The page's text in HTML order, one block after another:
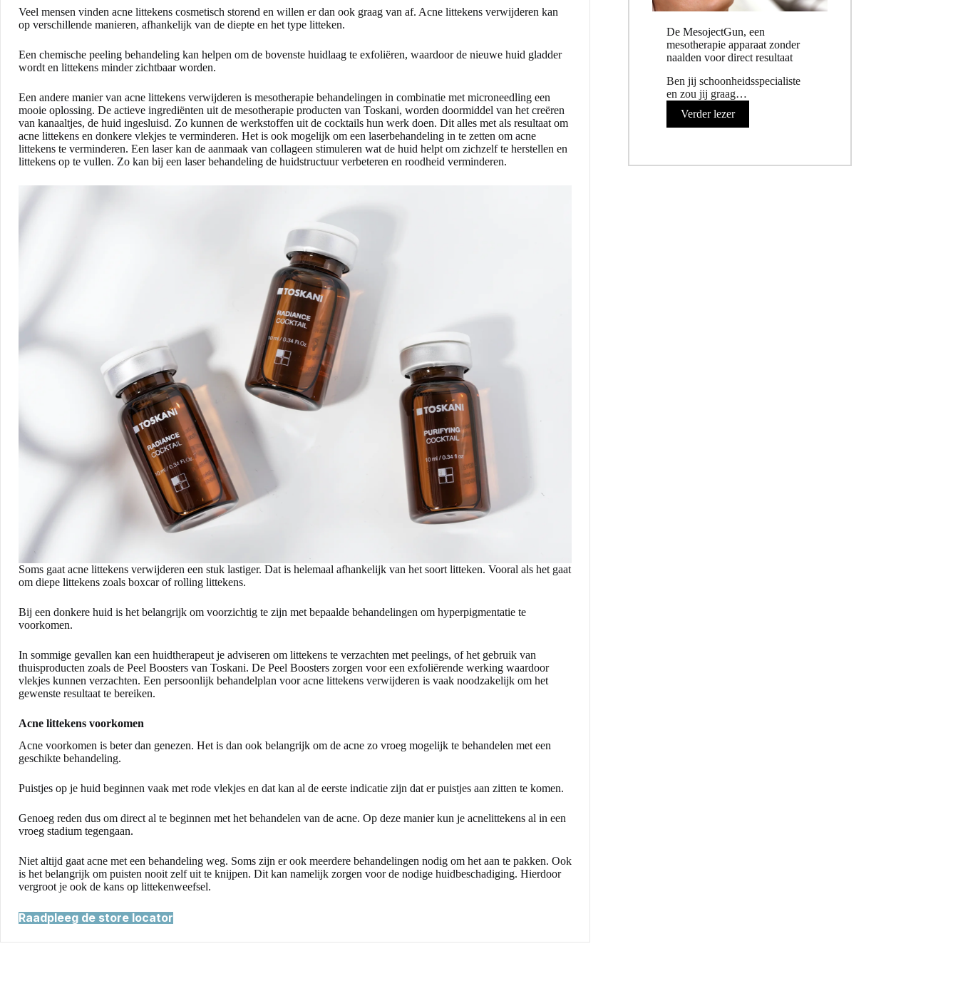
Veel mensen vinden acne littekens cosmetisch storend en willen er dan ook graag van af. Acne littekens verwijderen kan
op verschillende manieren, afhankelijk van de diepte en het type litteken.
Een chemische peeling behandeling kan helpen om de bovenste huidlaag te exfoliëren, waardoor de nieuwe huid gladder
wordt en littekens minder zichtbaar worden.
Een andere manier van acne littekens verwijderen is mesotherapie behandelingen in combinatie met microneedling een
mooie oplossing. De actieve ingrediënten uit de mesotherapie producten van Toskani, worden doormiddel van het creëren
van kanaaltjes, de huid ingesluisd. Zo kunnen de werkstoffen uit de cocktails hun werk doen. Dit alles met als resultaat om
acne littekens en donkere vlekjes te verminderen. Het is ook mogelijk om een laserbehandelingin te zetten om acne
littekens te verminderen. Een laser kan de aanmaak van collageen stimuleren wat de huid helpt om zichzelf te herstellen en
littekens op te vullen. Zo kan bij een laser behandeling de huidstructuur verbeteren en roodheid verminderen.
Soms gaat acne littekens verwijderen een stuk lastiger. Dat is helemaal afhankelijk van het soort litteken. Vooral als het gaat
om diepe littekens zoals boxcar of rolling littekens.
Bij een donkere huid is het belangrijk om voorzichtig te zijn met bepaalde behandelingen om hyperpigmentatie te
voorkomen.
In sommige gevallen kan een huidtherapeut je adviseren om littekens te verzachten met peelings, of het gebruik van
thuisproducten zoals de Peel Boostersvan Toskani. De Peel Boosters zorgen voor een exfoliërende werking waardoor
vlekjes kunnen verzachten. Een persoonlijk behandelplan voor acne littekens verwijderen is vaak noodzakelijk om het
gewenste resultaat te bereiken.
Acne littekens voorkomen
Acne voorkomen is beter dan genezen. Het is dan ook belangrijk om de acne zo vroeg mogelijk te behandelen met een
geschikte behandeling.
Puistjes op je huid beginnen vaak met rode vlekjes en dat kan al de eerste indicatie zijn dat er puistjes aan zitten te komen.
Genoeg reden dus om direct al te beginnen met het behandelen van de acne. Op deze manier kun je acnelittekens al in een
vroeg stadium tegengaan.
Niet altijd gaat acne met een behandeling weg. Soms zijn er ook meerdere behandelingen nodig om het aan te pakken. Ook
is het belangrijk om puisten nooit zelf uit te knijpen. Dit kan namelijk zorgen voor de nodige huidbeschadiging. Hierdoor
vergroot je ook de kans op littekenweefsel.
Raadpleeg de store locator
De MesojectGun, een
mesotherapie apparaat zonder
naalden voor direct resultaat
Ben jij schoonheidsspecialiste
en zou jij graag…
Verder lezer